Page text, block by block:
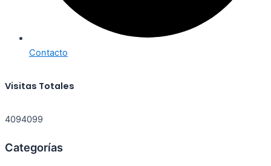
Contacto
Visitas Totales
4094099
Categorías